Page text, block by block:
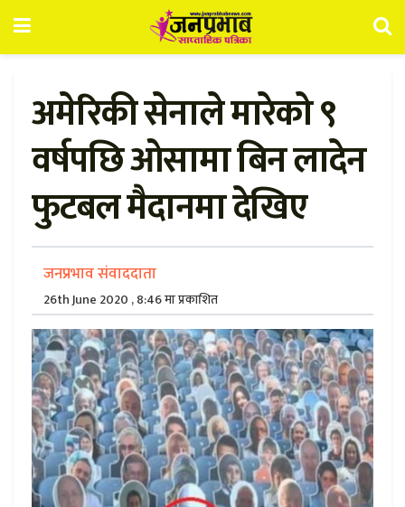
अमेरिकी सेनाले मारेको ९
वर्षपछि ओसामा बिन लादेन
फुटबल मैदानमा देखिए
जनप्रभाव संवाददाता
26th June 2020 , 8:46 मा प्रकाशित